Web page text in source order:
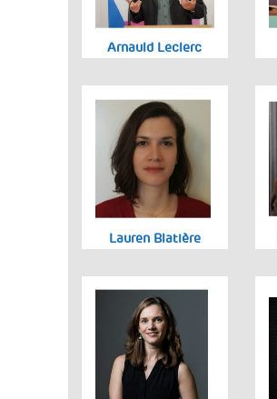
Arnauld Leclerc
Lauren Blatière